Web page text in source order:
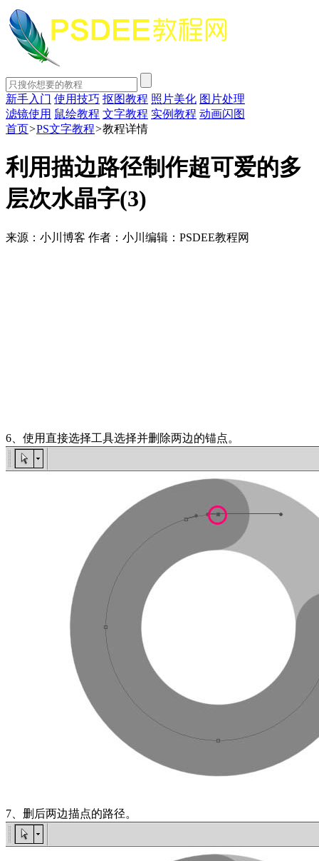
新手入门 使用技巧 抠图教程 照片美化 图片处理
滤镜使用 鼠绘教程 文字教程 实例教程 动画闪图
首页>PS文字教程>教程详情
利用描边路径制作超可爱的多
层次水晶字(3)
来源：小川博客 作者：小川 编辑：PSDEE教程网
6、使用直接选择工具选择并删除两边的锚点。
7、删后两边描点的路径。